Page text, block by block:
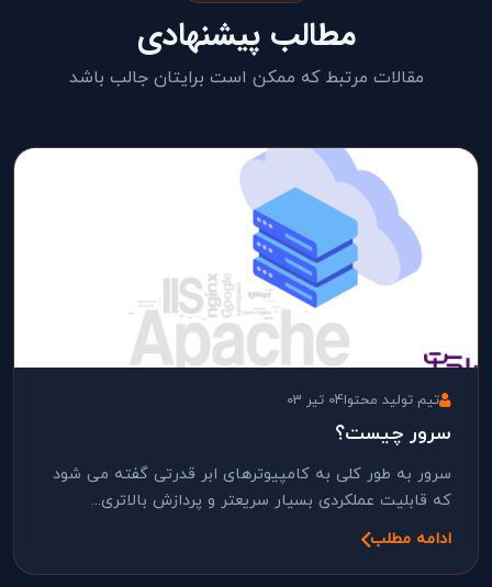
مطالب پیشنهادی
مقالات مرتبط که ممکن است برایتان جالب باشد
تیم تولید محتوا04 تیر 03
سرور چیست؟
سرور به طور کلی به کامپیوترهای ابر قدرتی گفته می شود
که قابلیت عملکردی بسیار سریعتر و پردازش بالاتری...
ادامه مطلب